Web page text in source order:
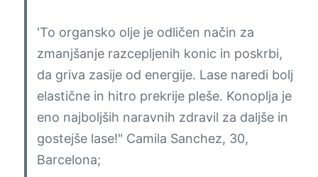
'To organsko olje je odličen način za
zmanjšanje razcepljenih konic in poskrbi,
da griva zasije od energije. Lase naredi bolj
elastične in hitro prekrije pleše. Konoplja je
eno najboljših naravnih zdravil za daljše in
gostejše lase!" Camila Sanchez, 30,
Barcelona;